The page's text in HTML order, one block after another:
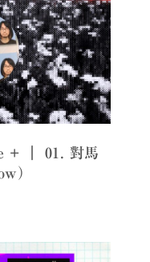
+ ｜ 01. 對馬
）